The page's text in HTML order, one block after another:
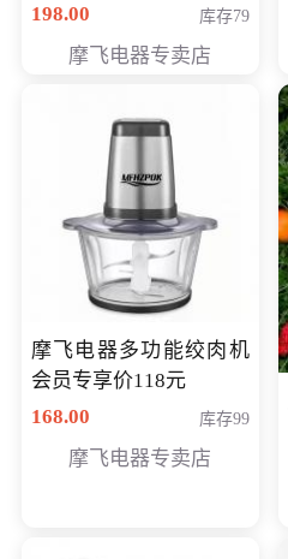
198.00
库存79
摩飞电器专卖店
摩飞电器多功能绞肉机
会员专享价118元
168.00
库存99
摩飞电器专卖店